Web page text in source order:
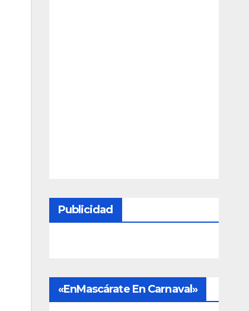
Publicidad
«EnMascárate En Carnaval»